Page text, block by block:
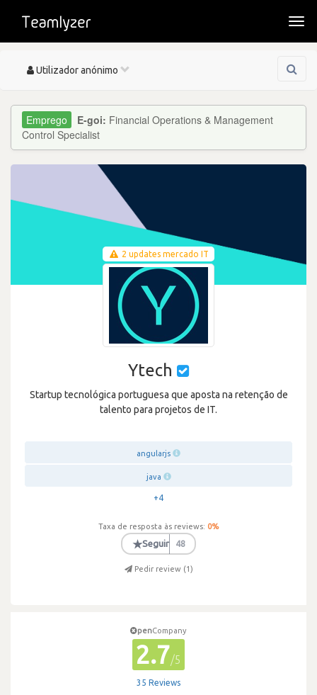
Toggle
Utilizador anónimo
E-goi: Financial Operations & Management
Control Specialist
2 updates mercado IT
Ytech
Startup tecnológica portuguesa que aposta na retenção de
talento para projetos de IT.
angularjs
java
+4
Taxa de resposta às reviews: 0%
★Seguir 48
Pedir review (1)
penCompany
2.7/5
35 Reviews